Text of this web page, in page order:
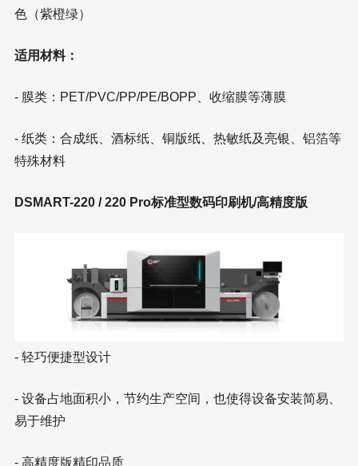
色（紫橙绿）
适用材料：
- 膜类：PET/PVC/PP/PE/BOPP、收缩膜等薄膜
- 纸类：合成纸、酒标纸、铜版纸、热敏纸及亮银、铝箔等
特殊材料
DSMART-220 / 220 Pro标准型数码印刷机/高精度版
- 轻巧便捷型设计
- 设备占地面积小，节约生产空间，也使得设备安装简易、
易于维护
- 高精度版精印品质